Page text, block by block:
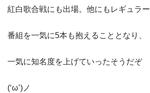
紅白歌合戦にも出場。他にもレギュラー
番組を一気に5本も抱えることとなり、
一気に知名度を上げていったそうだぞ
(‘ω’)ノ